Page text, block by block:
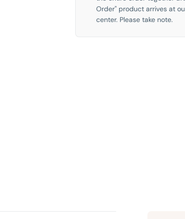
Order" product arrives at
center. Please take note.